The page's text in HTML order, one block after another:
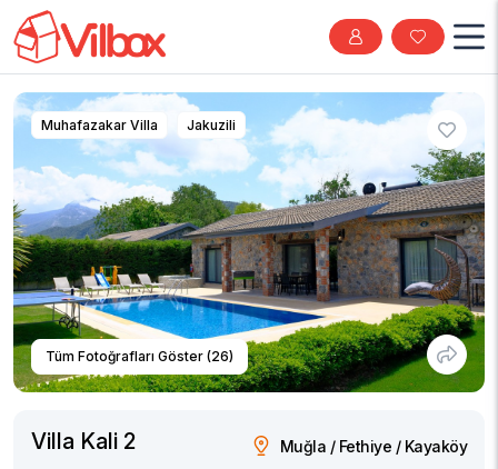
Tüm Fotoğrafları Göster (26)
Muhafazakar Villa Jakuzili
Villa Kali 2
Muğla / Fethiye / Kayaköy